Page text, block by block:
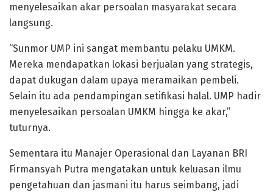
menyelesaikan akar persoalan masyarakat secara
langsung.
“Sunmor UMP ini sangat membantu pelaku UMKM.
Mereka mendapatkan lokasi berjualan yang strategis,
dapat dukugan dalam upaya meramaikan pembeli.
Selain itu ada pendampingan setifikasi halal. UMP hadir
menyelesaikan persoalan UMKM hingga ke akar,”
tuturnya.
Sementara itu Manajer Operasional dan Layanan BRI
Firmansyah Putra mengatakan untuk keluasan ilmu
pengetahuan dan jasmani itu harus seimbang, jadi